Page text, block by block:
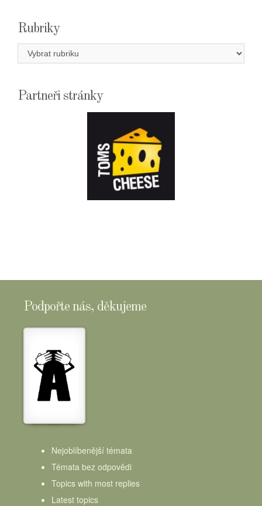
Rubriky
Rubriky
Partneři stránky
Podpořte nás, děkujeme
Nejoblíbenější témata
Témata bez odpovědi
Topics with most replies
Latest topics